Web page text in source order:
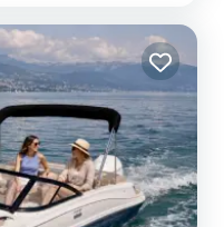
de mogelijkheid om